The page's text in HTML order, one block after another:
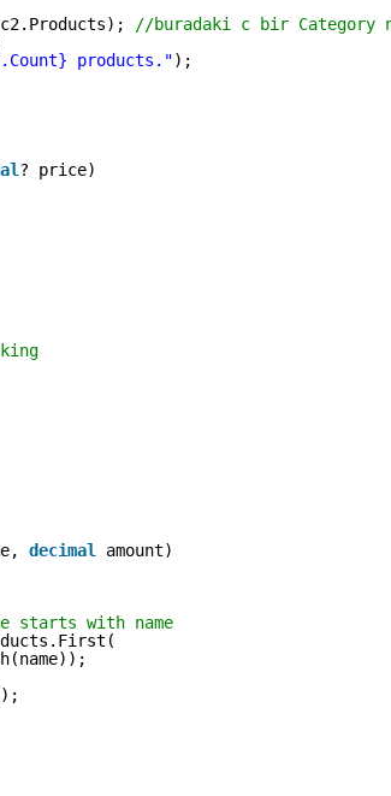
//buradaki c bir Category
products.");
? price)
decimal
amount)
starts with name